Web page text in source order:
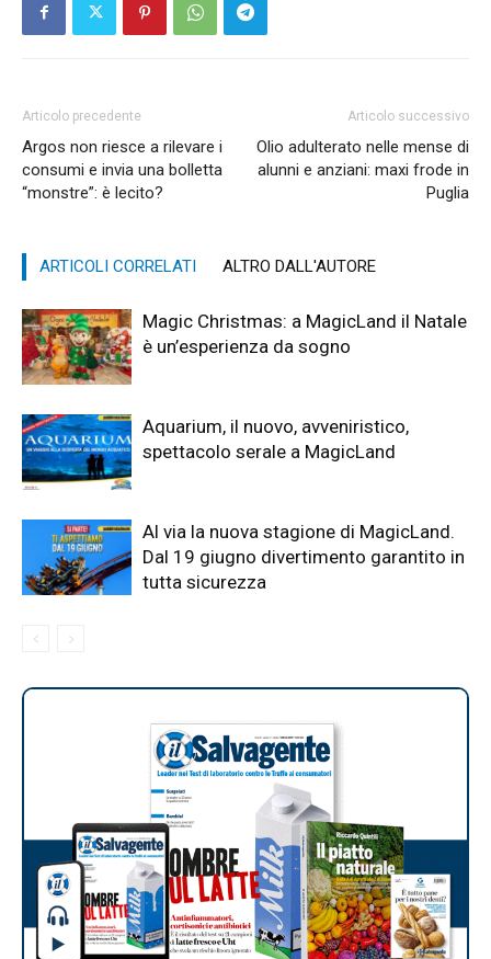
Articolo precedente
Argos non riesce a rilevare i
consumi e invia una bolletta
“monstre”: è lecito?
Articolo successivo
Olio adulterato nelle mense di
alunni e anziani: maxi frode in
Puglia
ARTICOLI CORRELATI ALTRO DALL'AUTORE
Magic Christmas: a MagicLand il Natale
è un’esperienza da sogno
Aquarium, il nuovo, avveniristico,
spettacolo serale a MagicLand
Al via la nuova stagione di MagicLand.
Dal 19 giugno divertimento garantito in
tutta sicurezza